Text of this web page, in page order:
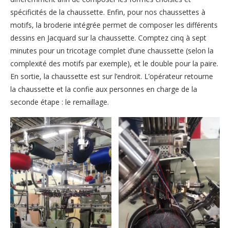
spécificités de la chaussette. Enfin, pour nos chaussettes à
motifs, la broderie intégrée permet de composer les différents
dessins en Jacquard sur la chaussette. Comptez cinq à sept
minutes pour un tricotage complet d’une chaussette (selon la
complexité des motifs par exemple), et le double pour la paire.
En sortie, la chaussette est sur l’endroit. L’opérateur retourne
la chaussette et la confie aux personnes en charge de la
seconde étape : le remaillage.